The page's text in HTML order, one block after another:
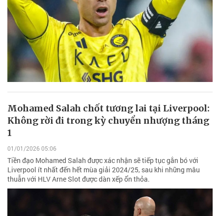
Mohamed Salah chốt tương lai tại Liverpool:
Không rời đi trong kỳ chuyển nhượng tháng
1
01/01/2026 05:06
Tiền đạo Mohamed Salah được xác nhận sẽ tiếp tục gắn bó với
Liverpool ít nhất đến hết mùa giải 2024/25, sau khi những mâu
thuẫn với HLV Arne Slot được dàn xếp ổn thỏa.